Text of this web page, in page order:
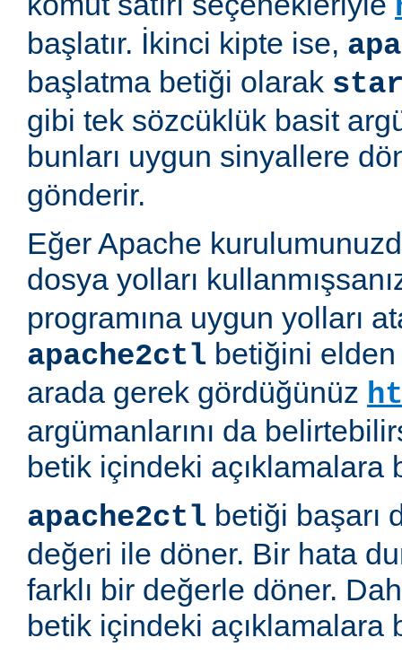
başlatır. İkinci kipte ise,
başlatma betiği olarak
gibi tek sözcüklük basit
bunları uygun sinyallere
gönderir.
Eğer Apache
dosya yolları
programına uygun yolları
apache2ctl betiğini
arada gerek gördüğünüz
argümanlarını da
betik içindeki açıklamalara
apache2ctl betiği başarı
değeri ile döner. Bir hata
farklı bir değerle döner.
betik içindeki açıklamalara